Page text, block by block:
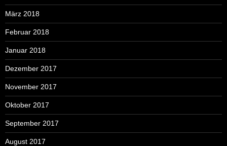
März 2018
Februar 2018
Januar 2018
Dezember 2017
November 2017
Oktober 2017
September 2017
August 2017